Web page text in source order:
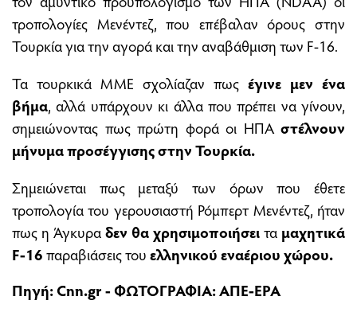
τροπολογίες Μενέντεζ, που επέβαλαν όρους στην
Τουρκία για την αγορά και την αναβάθμιση των F-16.
Τα τουρκικά ΜΜΕ σχολίαζαν πως έγινε μεν ένα
βήμα, αλλά υπάρχουν κι άλλα που πρέπει να γίνουν,
σημειώνοντας πως πρώτη φορά οι ΗΠΑ στέλνουν
μήνυμα προσέγγισης στην Τουρκία.
Σημειώνεται πως μεταξύ των όρων που έθετε
τροπολογία του γερουσιαστή Ρόμπερτ Μενέντεζ, ήταν
πως η Άγκυραδεν θα χρησιμοποιήσειτα μαχητικά
F-16παραβιάσεις τουελληνικού εναέριου χώρου.
Πηγή: Cnn.gr - ΦΩΤΟΓΡΑΦΙΑ: ΑΠΕ-EPA